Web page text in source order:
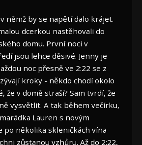
němž by se napětí dalo krájet.
dcerkou nastěhovali do
domu. První noci v
jsou lehce děsivé. Jenny je
noc přesně ve 2:22 se z
kroky - někdo chodí okolo
že v domě straší? Sam tvrdí, že
vysvětlit. A tak během večírku,
Lauren s novým
po několika skleničkách vína
zůstanou vzhůru. Až do 2:22,